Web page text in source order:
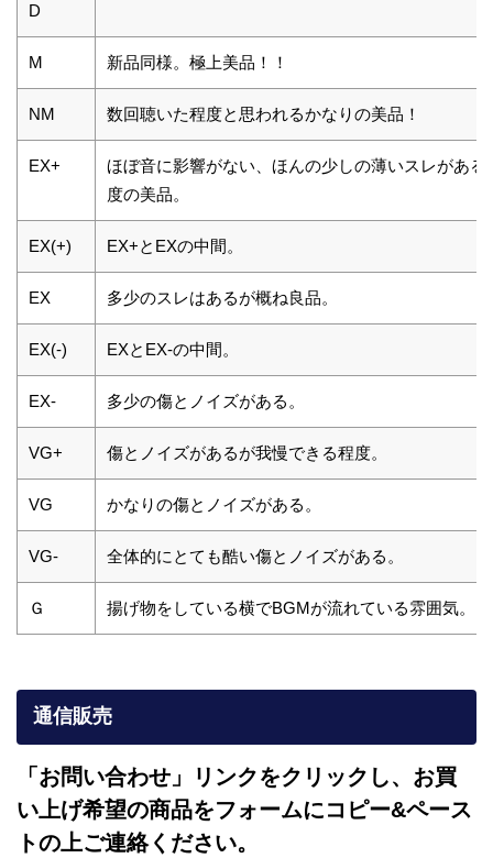
D
M 新品同様。極上美品！！
NM 数回聴いた程度と思われるかなりの美品！
EX+
ほぼ音に影響がない、ほんの少しの薄いスレがある
度の美品。
EX(+) EX+とEXの中間。
EX 多少のスレはあるが概ね良品。
EX(-) EXとEX-の中間。
EX- 多少の傷とノイズがある。
VG+ 傷とノイズがあるが我慢できる程度。
VG かなりの傷とノイズがある。
VG- 全体的にとても酷い傷とノイズがある。
Ｇ 揚げ物をしている横でBGMが流れている雰囲気。
通信販売
「お問い合わせ」リンクをクリックし、 お買
い上げ希望の商品をフォームにコピー&ペース
トの上ご連絡ください。